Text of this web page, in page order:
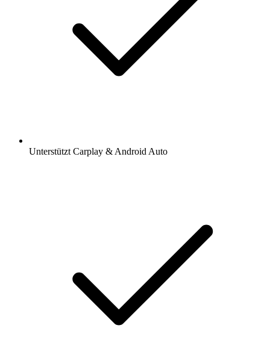
Unterstützt Carplay & Android Auto